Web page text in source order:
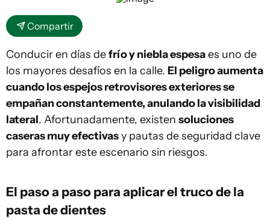
Compartir
Conducir en días defrío y niebla espesaes uno de
los mayores desafíos en la calle. El peligro aumenta
cuando los espejos retrovisores exteriores se
empañan constantemente, anulando la visibilidad
lateral. Afortunadamente, existen soluciones
caseras muy efectivasy pautas de seguridad clave
para afrontar este escenario sin riesgos.
El paso a paso para aplicar el truco de la
pasta de dientes